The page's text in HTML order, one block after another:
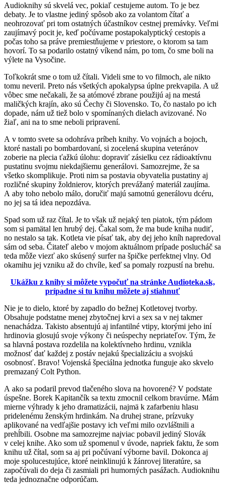
Audioknihy sú skvelá vec, pokiaľ cestujeme autom. To je bez
debaty. Je to vlastne jediný spôsob ako za volantom čítať a
neohrozovať pri tom ostatných účastníkov cestnej premávky. Veľmi
zaujímavý pocit je, keď počúvame postapokalyptický cestopis a
počas toho sa práve premiestňujeme v priestore, o ktorom sa tam
hovorí. To sa podarilo ostatný víkend nám, po tom, čo sme boli na
výlete na Vysočine.
Toľkokrát sme o tom už čítali. Videli sme to vo filmoch, ale nikto
tomu neveril. Preto nás všetkých apokalypsa úplne prekvapila. A už
vôbec sme nečakali, že sa atómové zbrane použijú aj na mestá
maličkých krajín, ako sú Čechy či Slovensko. To, čo nastalo po ich
dopade, nám už tiež bolo v spomínaných dielach avizované. No
žiaľ, ani na to sme neboli pripravení.
A v tomto svete sa odohráva príbeh knihy. Vo vojnách a bojoch,
ktoré nastali po bombardovaní, si zocelená skupina veteránov
zoberie na plecia ťažkú úlohu: dopraviť zásielku cez rádioaktívnu
pustatinu svojmu niekdajšiemu generálovi. Samozrejme, že sa
všetko skomplikuje. Proti nim sa postavia obyvatelia pustatiny aj
rozličné skupiny žoldnierov, ktorých prevážaný materiál zaujíma.
A aby toho nebolo málo, doručiť majú samotnú generálovu dcéru,
no jej sa tá idea nepozdáva.
Spad som už raz čítal. Je to však už nejaký ten piatok, tým pádom
som si pamätal len hrubý dej. Čakal som, že ma bude kniha nudiť,
no nestalo sa tak. Kotleta vie písať tak, aby dej jeho kníh napredoval
sám od seba. Čitateľ alebo v mojom aktuálnom prípade poslucháč sa
teda môže viezť ako skúsený surfer na špičke perfektnej vlny. Od
okamihu jej vzniku až do chvíle, keď sa pomaly rozpustí na brehu.
Ukážku z knihy si môžete vypočuť na stránke Audioteka.sk,
prípadne si tu knihu môžete aj stiahnuť
Nie je to dielo, ktoré by zapadlo do bežnej Kotletovej tvorby.
Obsahuje podstatne menej zbytočnej krvi a sex sa v nej takmer
nenachádza. Takisto absentujú aj infantilné vtipy, ktorými jeho iní
hrdinovia glosujú svoje výkony či neúspechy nepriateľov. Tým, že
sa hlavná postava rozdelila na kolektívneho hrdinu, vznikla
možnosť dať každej z postáv nejakú špecializáciu a svojskú
osobnosť. Bravo! Vojenská špeciálna jednotka funguje ako skvelo
premazaný Colt Python.
A ako sa podaril prevod tlačeného slova na hovorené? V podstate
úspešne. Borek Kapitančík sa textu zmocnil celkom bravúrne. Mám
mierne výhrady k jeho dramatizácii, najmä k zafarbeniu hlasu
pridelenému ženským hrdinkám. Na druhej strane, prízvuky
aplikované na vedľajšie postavy ich veľmi milo ozvláštnili a
prehĺbili. Osobne ma samozrejme najviac pobavil jediný Slovák
v celej knihe. Ako som už spomenul v úvode, napriek faktu, že som
knihu už čítal, som sa aj pri počúvaní výborne bavil. Dokonca aj
moje spolucestujúce, ktoré neinklinujú k žánrovej literatúre, sa
započúvali do deja či zasmiali pri humorných pasážach. Audioknihu
teda jednoznačne odporúčam.